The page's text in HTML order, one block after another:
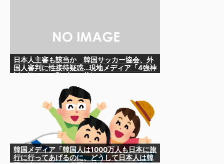
日本人主審も該当か 韓国サッカー協会、外
国人審判に性接待疑惑…現地メディア「4強神
韓国メディア「韓国人は1000万人も日本に旅
行に行ってあげるのに、どうして日本人は韓